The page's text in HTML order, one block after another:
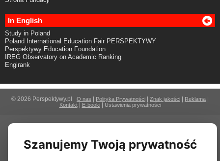
In English
Study in Poland
Poland International Education Fair PERSPEKTYWY
Perspektywy Education Foundation
IREG Observatory on Academic Ranking
Engirank
© 2026 Perspektywy.pl O nas Polityka Prywatności Znak jakości Reklama
Kontakt| E-booki| Ustawienia prywatności
Szanujemy Twoją prywatność